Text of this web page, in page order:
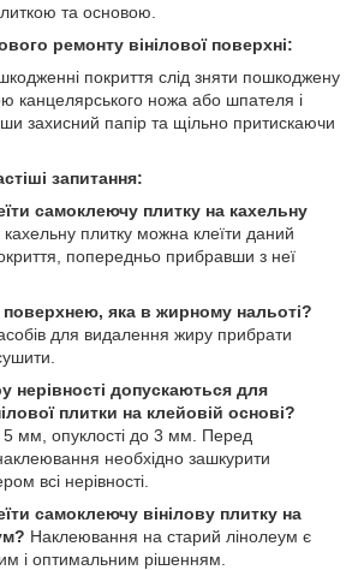
та основою.
ремонту вінілової поверхні:
покриття слід зняти пошкоджену
канцелярського ножа або шпателя і
захисний папір та щільно притискаючи
запитання:
самоклеючу плитку на кахельну
плитку можна клеїти даний
попередньо прибравши з неї
яка в жирному нальоті?
для видалення жиру прибрати
нерівності допускаються для
плитки на клейовій основі?
мм, опуклості до 3 мм. Перед
необхідно зашкурити
всі нерівності.
самоклеючу вінілову плитку на
Наклеювання на старий лінолеум є
і оптимальним рішенням.